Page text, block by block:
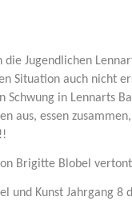
die Jugendlichen
Situation auch nicht
in Lennarts
aus, essen
Brigitte Blobel
und Kunst Jahrgang 8